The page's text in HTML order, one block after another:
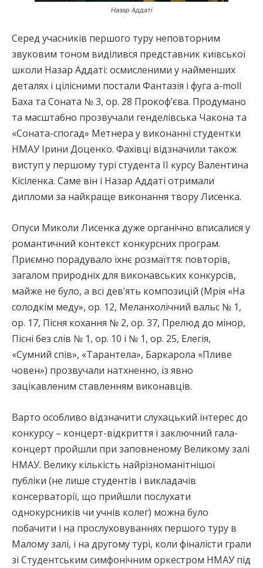
Назар Аддаті
Серед учасників першого туру неповторним
звуковим тоном виділився представник київської
школи Назар Аддаті: осмисленими у найменших
деталях і цілісними постали Фантазія і фуга a-moll
Баха та Соната № 3, ор. 28 Прокоф’єва. Продумано
та масштабно прозвучали генделівська Чакона та
«Соната-спогад» Метнера у виконанні студентки
НМАУ Ірини Доценко. Фахівці відзначили також
виступ у першому турі студента ІІ курсу Валентина
Кісіленка. Саме він і Назар Аддаті отримали
дипломи за найкраще виконання твору Лисенка.
Опуси Миколи Лисенка дуже органічно вписалися у
романтичний контекст конкурсних програм.
Приємно порадувало їхнє розмаїття: повторів,
загалом природніх для виконавських конкурсів,
майже не було, а всі дев’ять композицій (Мрія «На
солодкім меду», ор. 12, Меланхолічний вальс № 1,
ор. 17, Пісня кохання № 2, ор. 37, Прелюд до мінор,
Пісні без слів № 1, ор. 10 і № 1, ор. 25, Елегія,
«Сумний спів», «Тарантела», Баркарола «Пливе
човен») прозвучали натхненно, із явно
зацікавленим ставленням виконавців.
Варто особливо відзначити слухацький інтерес до
конкурсу – концерт-відкриття і заключний гала-
концерт пройшли при заповненому Великому залі
НМАУ. Велику кількість найрізноманітнішої
публіки (не лише студентів і викладачів
консерваторії, що прийшли послухати
однокурсників чи учнів колег) можна було
побачити і на прослуховуваннях першого туру в
Малому залі, і на другому турі, коли фіналісти грали
зі Студентським симфонічним оркестром НМАУ під